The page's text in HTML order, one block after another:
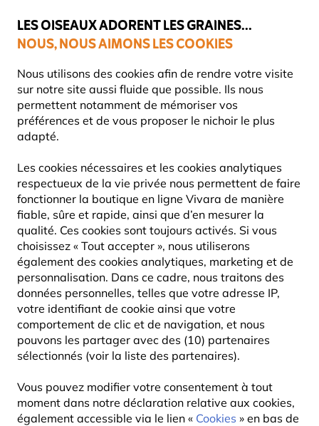
LES OISEAUX ADORENT LES GRAINES...
NOUS, NOUS AIMONS LES COOKIES
Nous utilisons des cookies afin de rendre votre visite
sur notre site aussi fluide que possible. Ils nous
permettent notamment de mémoriser vos
préférences et de vous proposer le nichoir le plus
adapté.
Les cookies nécessaires et les cookies analytiques
respectueux de la vie privée nous permettent de faire
fonctionner la boutique en ligne Vivara de manière
fiable, sûre et rapide, ainsi que d’en mesurer la
qualité. Ces cookies sont toujours activés. Si vous
choisissez « Tout accepter », nous utiliserons
également des cookies analytiques, marketing et de
personnalisation. Dans ce cadre, nous traitons des
données personnelles, telles que votre adresse IP,
votre identifiant de cookie ainsi que votre
comportement de clic et de navigation, et nous
pouvons les partager avec des (10) partenaires
sélectionnés (voir la liste des partenaires).
Vous pouvez modifier votre consentement à tout
moment dans notre déclaration relative aux cookies,
également accessible via le lien « Cookies » en bas de
catégories.
Très bien noté dans 11 pays
Livraison express gratuite dès 59 €
Cadeaux 11463